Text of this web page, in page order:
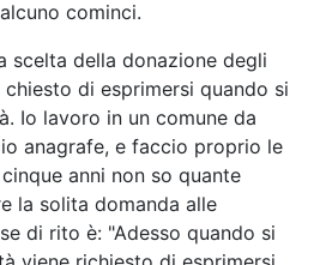
cominci.
scelta della donazione degli
di esprimersi quando si
Io lavoro in un comune da
anagrafe, e faccio proprio le
anni non so quante
la solita domanda alle
di rito è: "Adesso quando si